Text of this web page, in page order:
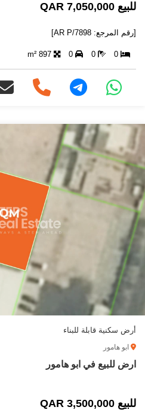
للبيع 7,050,000 QAR
[رقم المرجع: AR P/7898]
0
0
0
897 m²
أرض سكنية قابلة للبناء
ابو هامور
ارض للبيع في ابو هامور
للبيع 3,500,000 QAR